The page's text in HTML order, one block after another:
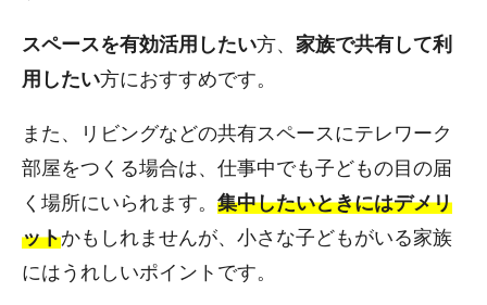
スペースを有効活用したい方、 家族で共有して利
用したい方におすすめです。
また、リビングなどの共有スペースにテレワーク
部屋をつくる場合は、仕事中でも子どもの目の届
く場所にいられます。 集中したいときにはデメリ
ットかもしれませんが、小さな子どもがいる家族
にはうれしいポイントです。